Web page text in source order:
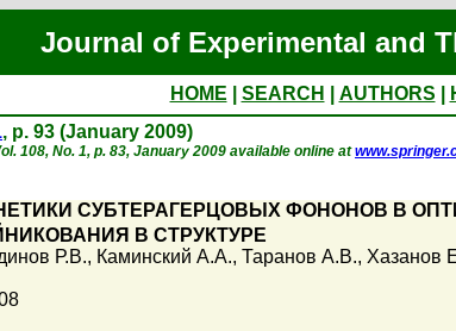
Journal of Experimental and
HOME SEARCH AUTHORS
, p. 93 (January 2009)
108, No. 1, p. 83, January 2009 available online at
СУБТЕРАГЕРЦОВЫХ ФОНОНОВ В
В СТРУКТУРЕ
Р.В., Каминский А.А., Таранов А.В., Хазанов